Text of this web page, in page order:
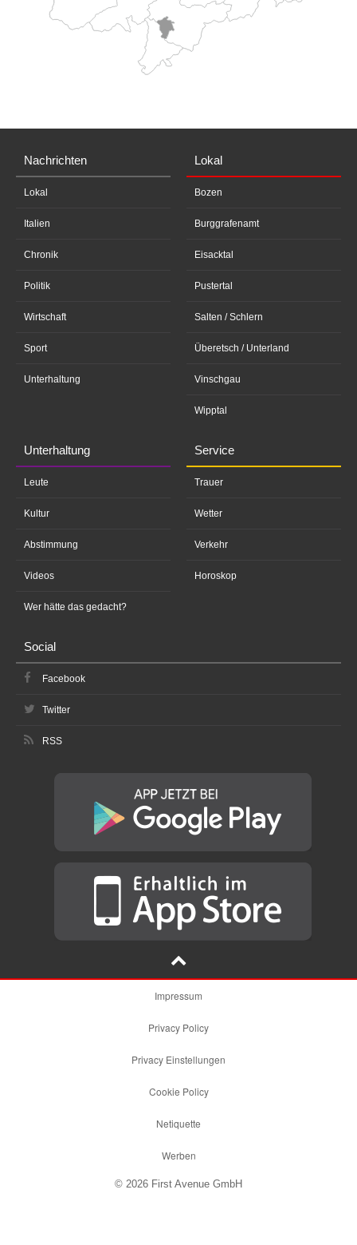
Nachrichten
Lokal
Italien
Chronik
Politik
Wirtschaft
Sport
Unterhaltung
Lokal
Bozen
Burggrafenamt
Eisacktal
Pustertal
Salten / Schlern
Überetsch / Unterland
Vinschgau
Wipptal
Unterhaltung
Leute
Kultur
Abstimmung
Videos
Wer hätte das gedacht?
Service
Trauer
Wetter
Verkehr
Horoskop
Social
Facebook
Twitter
RSS
Impressum
Privacy Policy
Privacy Einstellungen
Cookie Policy
Netiquette
Werben
© 2026 First Avenue GmbH